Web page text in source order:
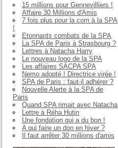
15 millions pour Gennevilliers !
Affaire 30 Millions d'Amis
7 fois plus pour la com à la SPA
!
Etonnants combats de la SPA
La SPA de Paris à Strasbourg ?
Lettres à Natacha Harry
Le nouveau logo de la SPA
Les affaires SACPA SPA
Nemo adopté ! Directrice virée !
SPA de Paris : faut-il adhérer ?
Nouvelle Alerte à la SPA de
Paris
Quand SPA rimait avec Natacha
Lettre à Réha Hutin
Une fondation qui a du bon !
A qui faire un don en hiver ?
Il faut arrêter 30 millions d'amis